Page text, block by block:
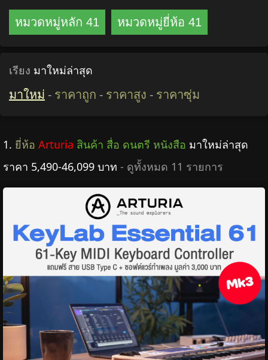
หมวดหมู่หลัก 41 หมวดหมู่ยี่ห้อ 41
เรียง มาใหม่ล่าสุด
มาใหม่ - ราคาถูก - ราคาสูง - ราคาซุ่ม
1. ยี่ห้อ Arturia สินค้า สื่อ ดนตรี หนังสือ มาใหม่ล่าสุด
ราคา 5,490-46,099 บาท - ดูทั้งหมด 11 รายการ